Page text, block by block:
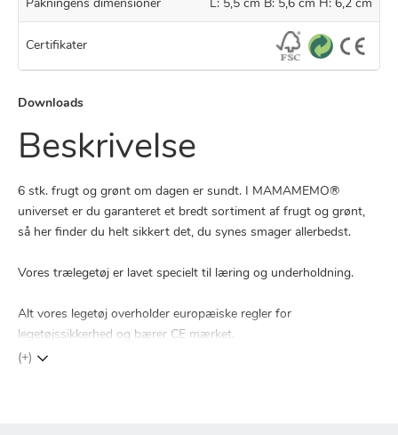
Pakningens dimensioner L: 5,5 cm B: 5,6 cm H: 6,2 cm
Certifikater
Downloads
Beskrivelse
6 stk. frugt og grønt om dagen er sundt. I MAMAMEMO®
universet er du garanteret et bredt sortiment af frugt og grønt,
så her finder du helt sikkert det, du synes smager allerbedst.
Vores trælegetøj er lavet specielt til læring og underholdning.
Alt vores legetøj overholder europæiske regler for
legetøjssikkerhed og bærer CE mærket.
(+)